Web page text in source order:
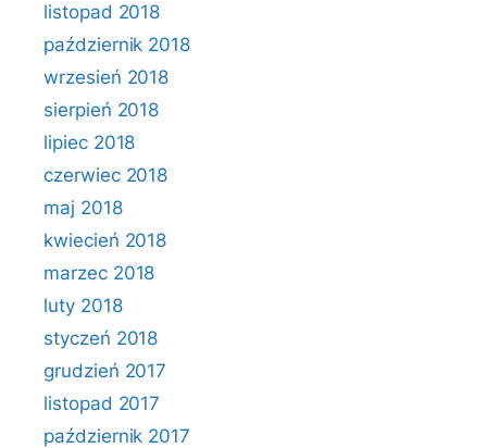
listopad 2018
październik 2018
wrzesień 2018
sierpień 2018
lipiec 2018
czerwiec 2018
maj 2018
kwiecień 2018
marzec 2018
luty 2018
styczeń 2018
grudzień 2017
listopad 2017
październik 2017